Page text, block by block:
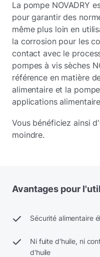
La pompe NOVADRY
pour garantir des
même plus loin en
la corrosion pour les
contact avec le
pompes à vis sèches
référence en matière
alimentaire et la
applications
Vous bénéficiez ainsi
moindre.
Avantages pour
Sécurité alimentaire
Ni fuite d'huile, ni
d'huile